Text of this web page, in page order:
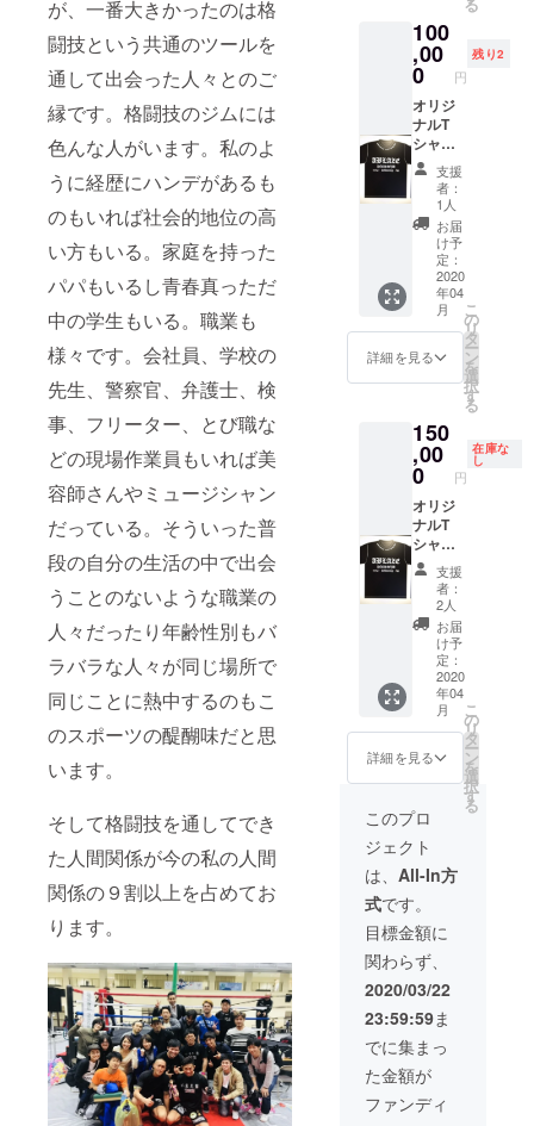
が、一番大きかったのは格
闘技という共通のツールを
通して出会った人々とのご
縁です。格闘技のジムには
色んな人がいます。私のよ
うに経歴にハンデがあるも
のもいれば社会的地位の高
い方もいる。家庭を持った
パパもいるし青春真っただ
中の学生もいる。職業も
様々です。会社員、学校の
先生、警察官、弁護士、検
事、フリーター、とび職な
どの現場作業員もいれば美
容師さんやミュージシャン
だっている。そういった普
段の自分の生活の中で出会
うことのないような職業の
人々だったり年齢性別もバ
ラバラな人々が同じ場所で
同じことに熱中するのもこ
のスポーツの醍醐味だと思
います。
そして格闘技を通してでき
た人間関係が今の私の人間
関係の９割以上を占めてお
ります。
100
,00
0 円
残り2
オリジ
ナルT
シャツ5
枚＋ジ
ムの
マット
(壁部
分）に
企業名
または
個人名
を掲載
(１年間)
※備考欄
に掲載
するお
ご記入
くださ
い。
支援
者：
1人
お届
け予
定：
2020
年04
月
詳細を見る
こ
の
リ
タ
ー
ン
を
選
択
す
る
150
,00
0 円
在庫な
し
オリジ
ナルT
シャツ
５枚＋
サンド
バッグ
に企業
名また
は個人
名を掲
載(２年
間) ※備
考欄に
掲載す
るお名
前をご
記入く
ださ
い。
支援
者：
2人
お届
け予
定：
2020
年04
月
詳細を見る
こ
の
リ
タ
ー
ン
を
選
択
す
る
このプロ
ジェクト
は、 All-In方
式です。
目標金額に
関わらず、
2020/03/22
23:59:59ま
でに集まっ
た金額が
ファンディ